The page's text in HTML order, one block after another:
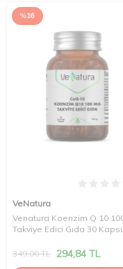
%16
VeNatura
Venatura Koenzim Q 10
Takviye Edici Gıda 30
349,00TL 294,84 TL